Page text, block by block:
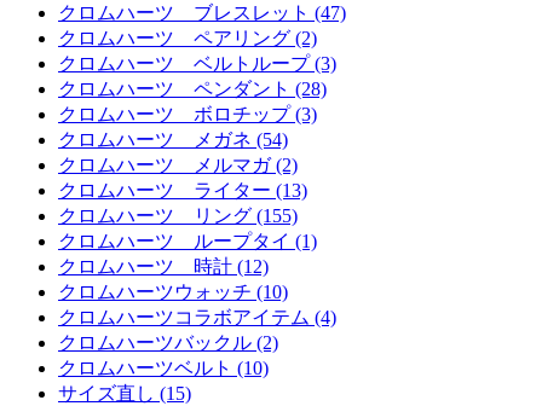
クロムハーツ ブレスレット (47)
クロムハーツ ペアリング (2)
クロムハーツ ベルトループ (3)
クロムハーツ ペンダント (28)
クロムハーツ ボロチップ (3)
クロムハーツ メガネ (54)
クロムハーツ メルマガ (2)
クロムハーツ ライター (13)
クロムハーツ リング (155)
クロムハーツ ループタイ (1)
クロムハーツ 時計 (12)
クロムハーツウォッチ (10)
クロムハーツコラボアイテム (4)
クロムハーツバックル (2)
クロムハーツベルト (10)
サイズ直し (15)